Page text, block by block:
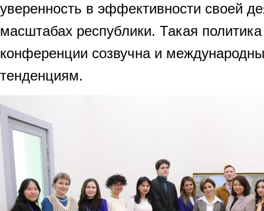
уверенность в эффективности своей
масштабах республики. Такая политика
конференции созвучна и
тенденциям.